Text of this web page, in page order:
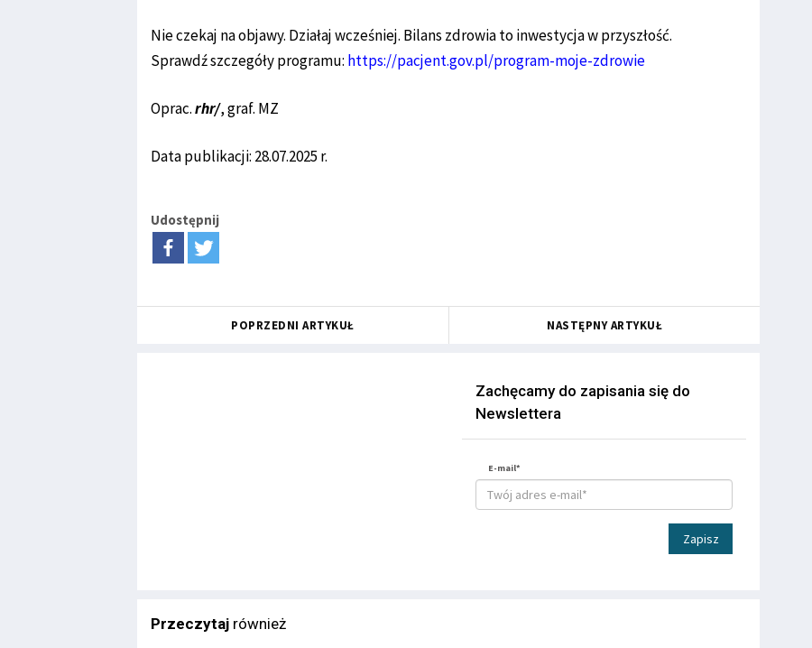
Nie czekaj na objawy. Działaj wcześniej. Bilans zdrowia to inwestycja w przyszłość.
Sprawdź szczegóły programu: https://pacjent.gov.pl/program-moje-zdrowie
Oprac.rhr/, graf. MZ
Data publikacji: 28.07.2025 r.
Udostępnij
POPRZEDNI ARTYKUŁ NASTĘPNY ARTYKUŁ
Zachęcamy do zapisania się do
Newslettera
E-mail*
Zapisz
Przeczytaj również